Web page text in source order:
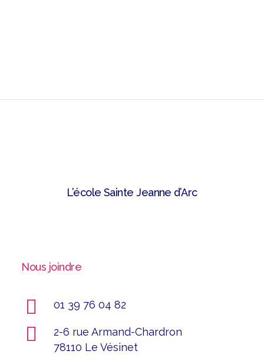
L’école Sainte Jeanne d’Arc
Nous joindre
01 39 76 04 82
2-6 rue Armand-Chardron
78110 Le Vésinet